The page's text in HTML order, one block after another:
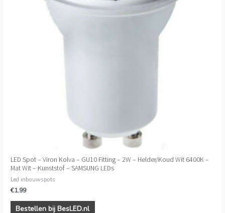
LED Spot – Viron Kolva – GU10 Fitting – 2W – Helder/Koud Wit 6400K –
Mat Wit – Kunststof – SAMSUNG LEDs
Led inbouwspots
€1.99
Bestellen bij BesLED.nl